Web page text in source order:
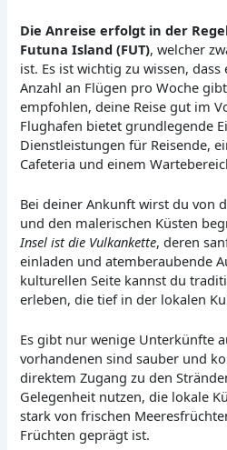
Die Anreise erfolgt in der
Futuna Island (FUT), welcher
ist. Es ist wichtig zu wissen,
Anzahl an Flügen pro Woche
empfohlen, deine Reise gut im
Flughafen bietet grundlegende
Dienstleistungen für Reisende,
Cafeteria und einem
Bei deiner Ankunft wirst du von
und den malerischen Küsten
Insel ist die Vulkankette, deren
einladen und atemberaubende
kulturellen Seite kannst du
erleben, die tief in der lokalen
Es gibt nur wenige Unterkünfte
vorhandenen sind sauber und
direktem Zugang zu den
Gelegenheit nutzen, die lokale
stark von frischen
Früchten geprägt ist.